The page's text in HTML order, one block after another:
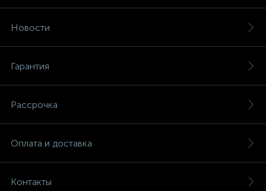
Новости
Гарантия
Рассрочка
Оплата и доставка
Контакты